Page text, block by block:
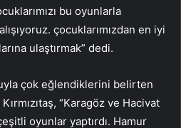
bu oyunlarla
çocuklarımızdan en iyi
ulaştırmak” dedi.
çok eğlendiklerini belirten
“Karagöz ve Hacivat
oyunlar yaptırdı. Hamur